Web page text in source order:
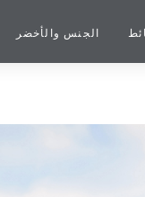
الجنس والأخضر